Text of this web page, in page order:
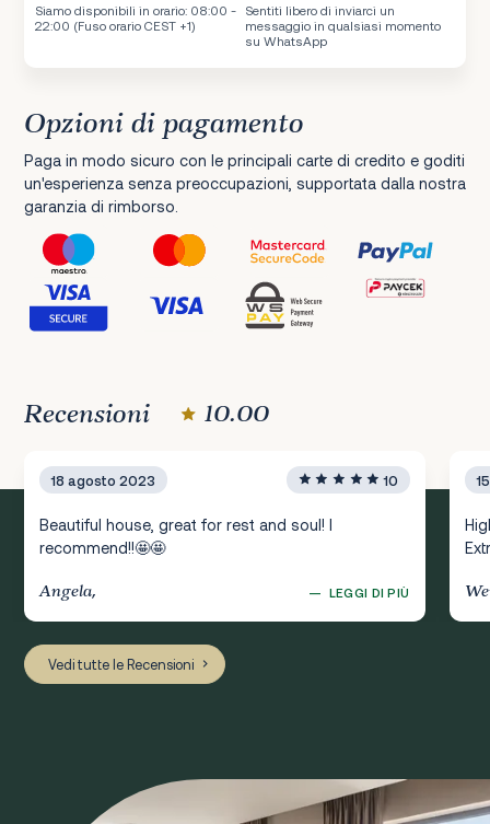
Siamo disponibili in orario: 08:00 -
22:00 (Fuso orario CEST +1)
Sentiti libero di inviarci un
messaggio in qualsiasi momento
su WhatsApp
Opzioni di pagamento
Paga in modo sicuro con le principali carte di credito e goditi
un'esperienza senza preoccupazioni, supportata dalla nostra
garanzia di rimborso.
Recensioni 10.00
18 agosto 2023 10
Beautiful house, great for rest and soul! I
recommend!!🤩🤩
Angela, — LEGGI DI PIÙ
Vedi tutte le Recensioni